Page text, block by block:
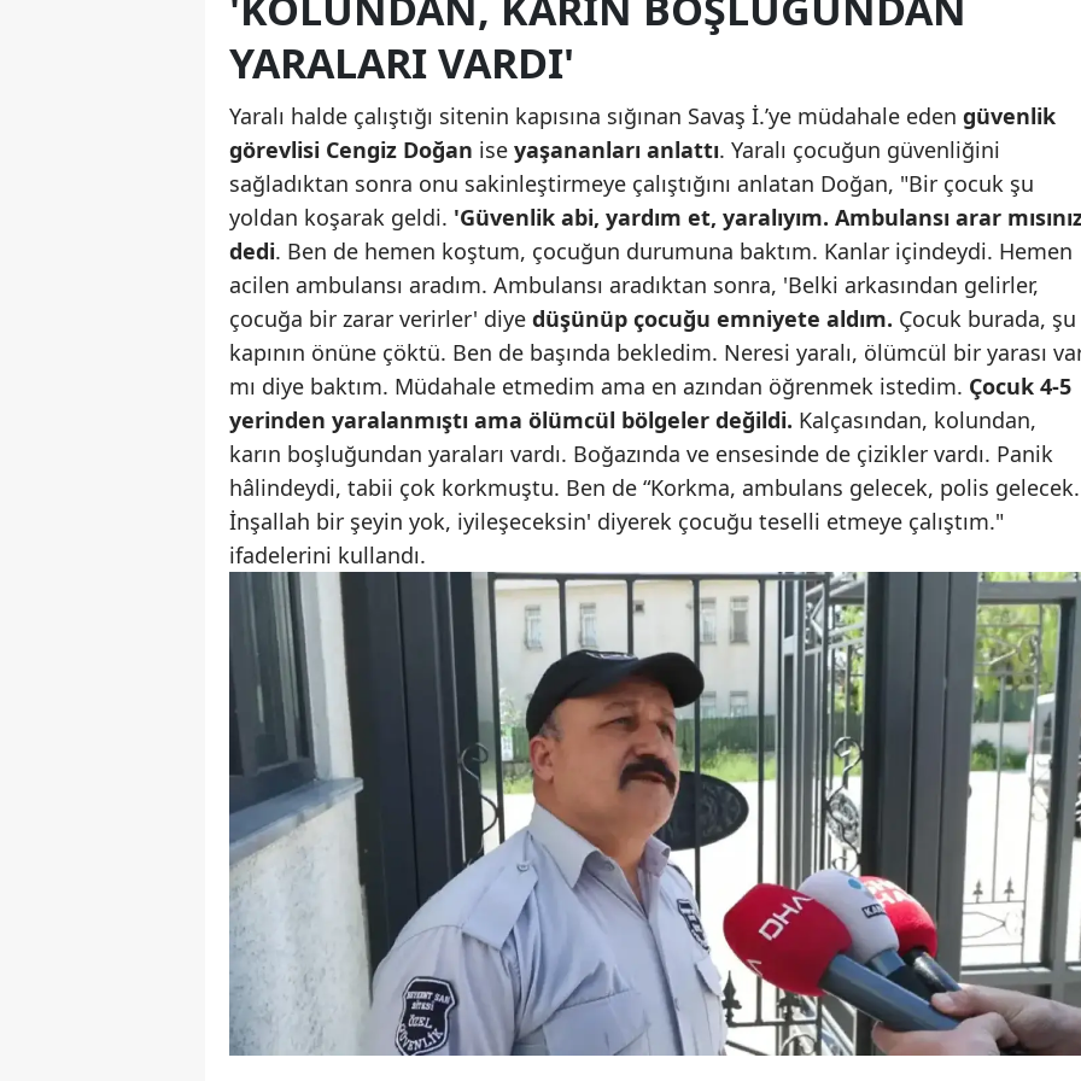
Aksaray
Bayburt
Karaman
Kırıkkale
Batman
Şırnak
Bartın
Ardahan
Iğdır
Yalova
Karabük
Kilis
Osmaniye
Düzce
YARALARI VARDI'
Yaralı halde çalıştığı sitenin kapısına sığınan Savaş İ.’ye müdahale eden güvenlik
görevlisi Cengiz Doğan ise yaşananları anlattı. Yaralı çocuğun güvenliğini
sağladıktan sonra onu sakinleştirmeye çalıştığını anlatan Doğan, "Bir çocuk şu
yoldan koşarak geldi. 'Güvenlik abi, yardım et, yaralıyım. Ambulansı arar
dedi. Ben de hemen koştum, çocuğun durumuna baktım. Kanlar içindeydi. Hemen
acilen ambulansı aradım. Ambulansı aradıktan sonra, 'Belki arkasından gelirler,
çocuğa bir zarar verirler' diye düşünüp çocuğu emniyete aldım. Çocuk burada, şu
kapının önüne çöktü. Ben de başında bekledim. Neresi yaralı, ölümcül bir yarası
mı diye baktım. Müdahale etmedim ama en azından öğrenmek istedim. Çocuk 4-5
yerinden yaralanmıştı ama ölümcül bölgeler değildi. Kalçasından, kolundan,
karın boşluğundan yaraları vardı. Boğazında ve ensesinde de çizikler vardı. Panik
hâlindeydi, tabii çok korkmuştu. Ben de “Korkma, ambulans gelecek, polis gelecek.
İnşallah bir şeyin yok, iyileşeceksin' diyerek çocuğu teselli etmeye çalıştım."
ifadelerini kullandı.